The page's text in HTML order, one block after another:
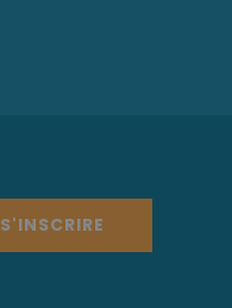
S'INSCRIRE